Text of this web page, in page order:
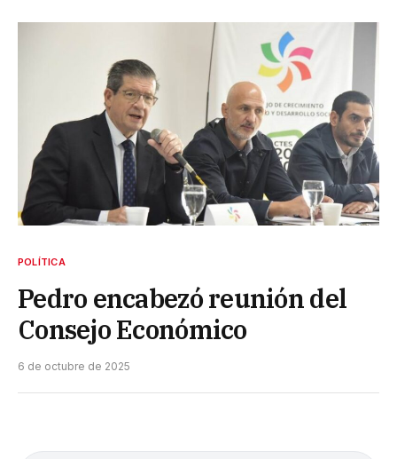
POLÍTICA
Pedro encabezó reunión del
Consejo Económico
6 de octubre de 2025